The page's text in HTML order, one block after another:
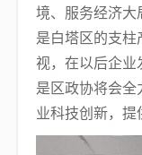
境、服务经济大
是白塔区的支柱
视，在以后企业
是区政协将会全
业科技创新，提